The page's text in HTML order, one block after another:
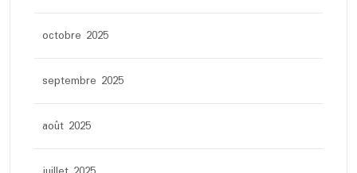
octobre 2025
septembre 2025
août 2025